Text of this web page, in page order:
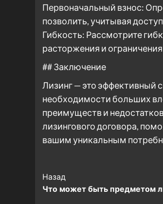
Первоначальный взнос:
позволить, учитывая
Гибкость: Рассмотрите
расторжения и
## Заключение
Лизинг — это эффективный
необходимости больших
преимуществ и
лизингового договора,
вашим уникальным
Post
Navigation
Назад
Что может быть предметом